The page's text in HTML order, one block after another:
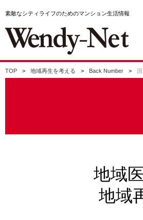
素敵なシティライフのためのマンション生活情報
TOP 地域再生を考える Back Number
地域
地域